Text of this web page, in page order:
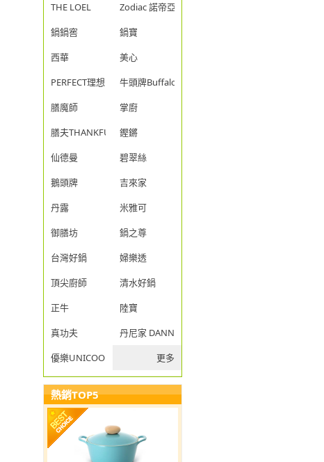
THE LOEL
Zodiac 諾帝亞
鍋鍋窖
鍋寶
西華
美心
PERFECT理想
牛頭牌Buffalo
膳魔師
掌廚
膳夫THANKFUL
鏗鏘
仙德曼
碧翠絲
鵝頭牌
吉來家
丹露
米雅可
御膳坊
鍋之尊
台灣好鍋
婦樂透
頂尖廚師
清水好鍋
正牛
陸寶
真功夫
丹尼家 DANNY JIA
優樂UNICOOK
更多
熱銷TOP5